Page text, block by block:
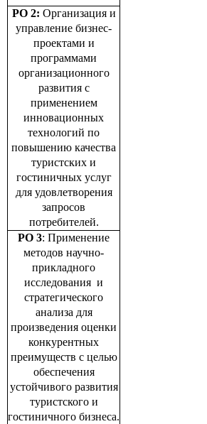
РО 2: Организация и
управление бизнес-
проектами и
программами
организационного
развития с
применением
инновационных
технологий по
повышению качества
туристских и
гостиничных услуг
для удовлетворения
запросов
потребителей.
РО 3: Применение
методов научно-
прикладного
исследования и
стратегического
анализа для
произведения оценки
конкурентных
преимуществ с целью
обеспечения
устойчивого развития
туристского и
гостиничного бизнеса.